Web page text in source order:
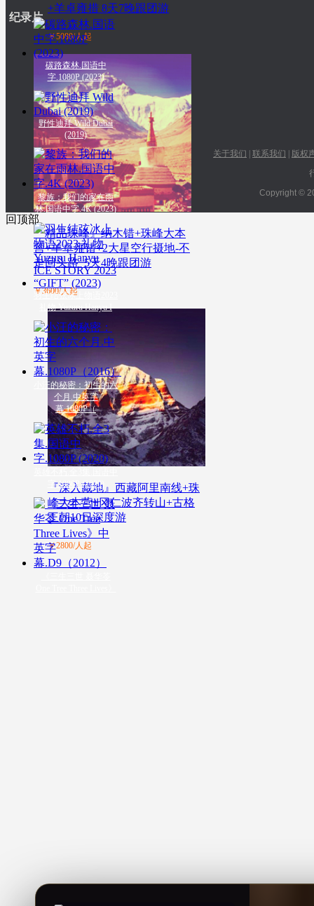
+羊卓雍措 8天7晚跟团游
￥5080/人起
『精品珠峰』纳木错+珠峰大本
营+羊卓雍错+2大星空行摄地-不
走回头路_5天4晚跟团游
￥3600/人起
『深入藏地』西藏阿里南线+珠
峰大本营+冈仁波齐转山+古格
王朝10日深度游
￥2800/人起
纪录片
碳路森林.国语中
字.1080P (2023)
野性迪拜 Wild Dubai
(2019)
黎族：我们的家在雨
林.国语中字.4K (2023)
羽生结弦冰上物语2023
礼物 Yuzuru Hanyu I
小汪的秘密：初生的六
个月.中英字
幕.1080P（
字.1080P (2020)
关于我们 联系我们
版权
Copyright ©
回顶部